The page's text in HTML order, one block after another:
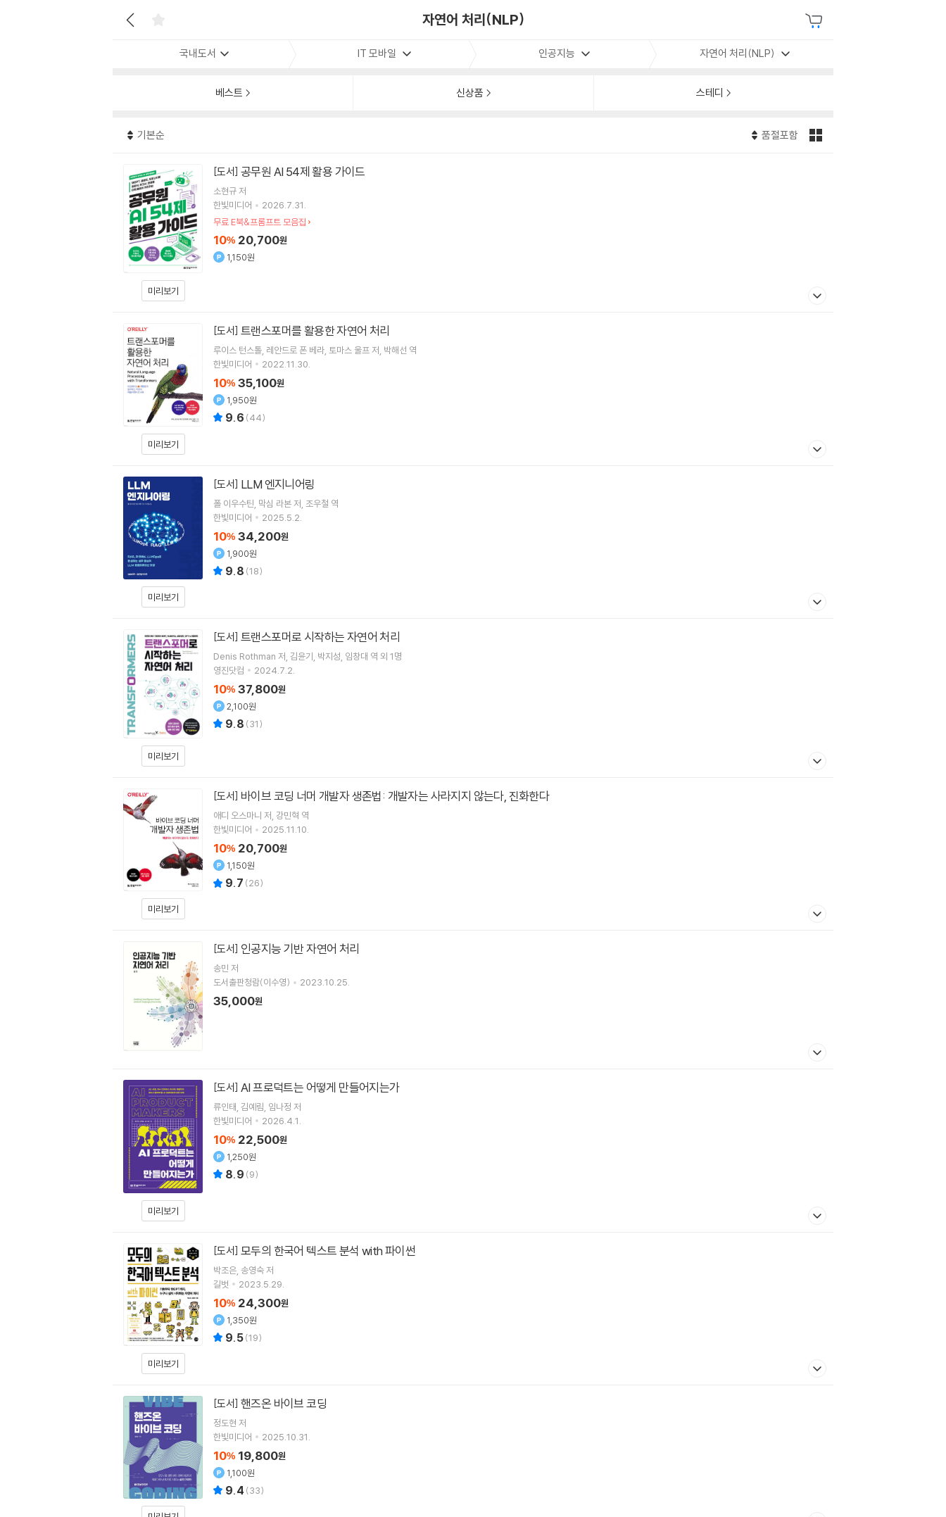
자연어 처리(NLP)
국내도서 IT 모바일 인공지능 자연어 처리(NLP)
베스트 신상품 스테디
기본순 품절포함
미리보기
[도서] 공무원 AI 54제 활용 가이드
소현규저
한빛미디어
2026.7.31.
무료 E북&프롬프트 모음집
10% 20,700원
1,150원
미리보기
[도서] 트랜스포머를 활용한 자연어 처리
루이스 턴스톨 레안드로 폰 베라 토마스 울프 저 박해선 역
한빛미디어
2022.11.30.
10% 35,100원
1,950원
9.6 (44)
미리보기
[도서] LLM 엔지니어링
폴 이우수틴 막심 라본저 조우철 역
한빛미디어
2025.5.2.
10% 34,200원
1,900원
9.8 (18)
미리보기
[도서] 트랜스포머로 시작하는 자연어 처리
Denis Rothman 저 김윤기 박지성 임창대 역 외 1명
영진닷컴
2024.7.2.
10% 37,800원
2,100원
9.8 (31)
미리보기
[도서] 바이브 코딩 너머 개발자 생존법: 개발자는 사라지지 않는다, 진화한다
애디 오스마니 저 강민혁 역
한빛미디어
2025.11.10.
10% 20,700원
1,150원
9.7 (26)
[도서] 인공지능 기반 자연어 처리
송민 저
도서출판청람(이수영)
2023.10.25.
35,000원
미리보기
[도서] AI 프로덕트는 어떻게 만들어지는가
류인태 김예림 임나정 저
한빛미디어
2026.4.1.
10% 22,500원
1,250원
8.9 (9)
미리보기
[도서] 모두의 한국어 텍스트 분석 with 파이썬
박조은 송영숙저
길벗
2023.5.29.
10% 24,300원
1,350원
9.5(19)
[도서] 핸즈온 바이브 코딩
정도현 저
한빛미디어
2025.10.31.
10% 19,800원
1,100원
9.4 (33)